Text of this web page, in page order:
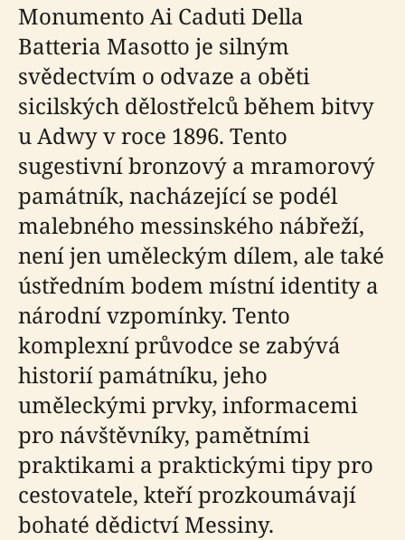
Monumento Ai Caduti Della
Batteria Masotto je silným
svědectvím o odvaze a oběti
sicilských dělostřelců během bitvy
u Adwy v roce 1896. Tento
sugestivní bronzový a mramorový
památník, nacházející se podél
malebného messinského nábřeží,
není jen uměleckým dílem, ale také
ústředním bodem místní identity a
národní vzpomínky. Tento
komplexní průvodce se zabývá
historií památníku, jeho
uměleckými prvky, informacemi
pro návštěvníky, pamětními
praktikami a praktickými tipy pro
cestovatele, kteří prozkoumávají
bohaté dědictví Messiny.